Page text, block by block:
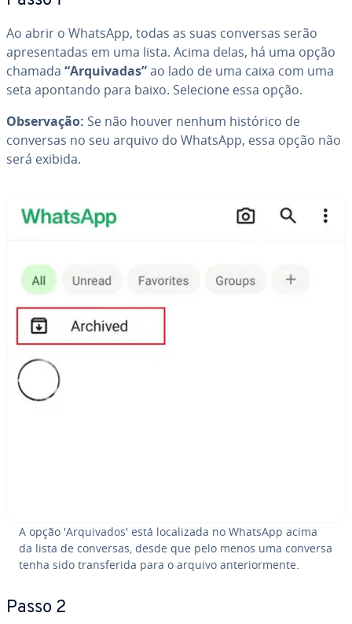
Ao abrir o WhatsApp, todas as suas conversas serão
apre­sen­ta­das em uma lista. Acima delas, há uma opção
chamada “Ar­qui­va­das”ao lado de uma caixa com uma
seta apontando para baixo. Selecione essa opção.
Ob­ser­va­ção: Se não houver nenhum histórico de
conversas no seu arquivo do WhatsApp, essa opção não
será exibida.
A opção 'Ar­qui­va­dos' está lo­ca­li­zada no WhatsApp acima
da lista de conversas, desde que pelo menos uma conversa
tenha sido trans­fe­rida para o arquivo an­te­ri­or­mente.
Passo 2